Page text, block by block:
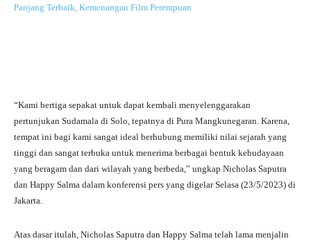
Panjang Terbaik, Kemenangan Film Perempuan
“Kami bertiga sepakat untuk dapat kembali menyelenggarakan
pertunjukan Sudamala di Solo, tepatnya di Pura Mangkunegaran. Karena,
tempat ini bagi kami sangat ideal berhubung memiliki nilai sejarah yang
tinggi dan sangat terbuka untuk menerima berbagai bentuk kebudayaan
yang beragam dan dari wilayah yang berbeda,” ungkap Nicholas Saputra
dan Happy Salma dalam konferensi pers yang digelar Selasa (23/5/2023) di
Jakarta.
Atas dasar itulah, Nicholas Saputra dan Happy Salma telah lama menjalin